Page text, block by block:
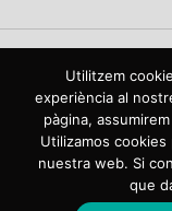
Copyright © 2021
reservados. NHLmania
NHL, tant en català com
web en qüestió.
la NHL, tanto en
Utilitzem
experiència al
pàgina,
Utilizamos
nuestra web. Si
que